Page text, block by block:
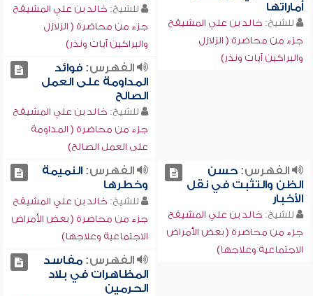
أماراتها
للشيخ: خالد بن علي المشيقح
جزء من محاضرة ( الزلازل
والبراكين آيات ونذر)
للشيخ: خالد بن علي المشيقح
جزء من محاضرة ( الزلازل
والبراكين آيات ونذر)
الفهرس:فوائد
المداومة على العمل
الصالح
للشيخ: خالد بن علي المشيقح
جزء من محاضرة ( المداومة
على العمل الصالح)
الفهرس:حسن
الظن والتثبت في نقل
الأخبار
للشيخ: خالد بن علي المشيقح
جزء من محاضرة ( بعض الأمراض
الاجتماعية وعلاجها)
الفهرس:النميمة
وخطرها
للشيخ: خالد بن علي المشيقح
جزء من محاضرة ( بعض الأمراض
الاجتماعية وعلاجها)
الفهرس:مفاسد
المظاهرات في بلاد
الحرمين